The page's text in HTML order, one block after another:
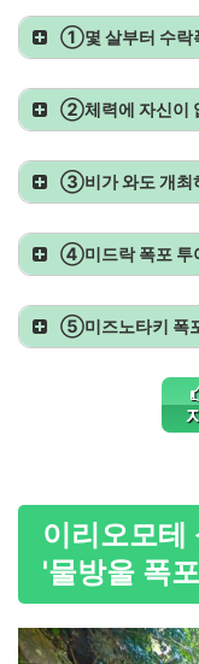
①몇 살부터 수
②체력에 자신이
③비가 와도 개최
④미드락 폭포
⑤미즈노타키 폭
이리오모테
'물방울 폭